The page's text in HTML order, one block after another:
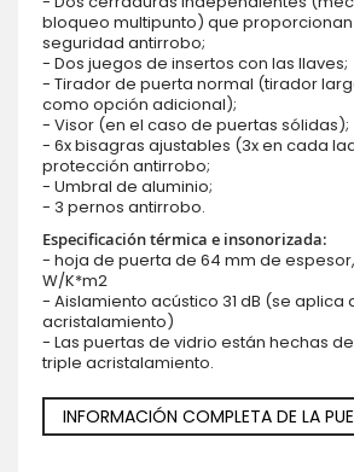
bloqueo multipunto) que
seguridad antirrobo;
- Dos juegos de insertos con las llaves;
- Tirador de puerta normal (tirador
como opción adicional);
- Visor (en el caso de puertas sólidas);
- 6x bisagras ajustables (3x en cada
protección antirrobo;
- Umbral de aluminio;
- 3 pernos antirrobo.
Especificación térmica e insonorizada:
- hoja de puerta de 64 mm de espesor,
W/K*m2
- Aislamiento acústico 31 dB (se aplica
acristalamiento)
- Las puertas de vidrio están hechas
triple acristalamiento.
INFORMACIÓN COMPLETA DE LA